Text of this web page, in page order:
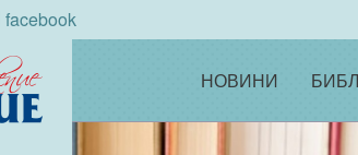
facebook
НОВИНИ